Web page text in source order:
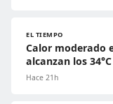
EL TIEMPO
Calor moderado
alcanzan los
Hace 21h